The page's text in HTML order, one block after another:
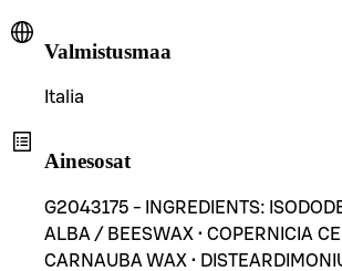
Valmistusmaa
Italia
Ainesosat
G2043175 - INGREDIENTS:
ALBA / BEESWAX • COPERNICIA
CARNAUBA WAX •